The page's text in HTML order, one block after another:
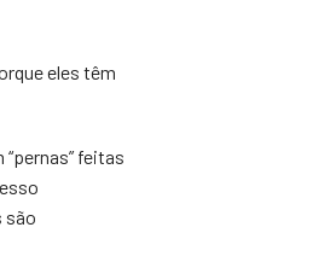
eles têm
feitas
são